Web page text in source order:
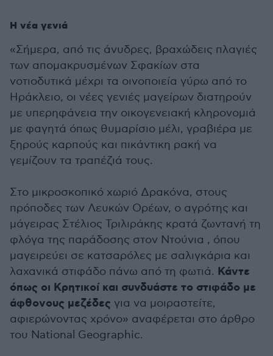
Η νέα γενιά
«Σήμερα, από τις άνυδρες, βραχώδεις πλαγιές
των απομακρυσμένων Σφακίων στα
νοτιοδυτικά μέχρι τα οινοποιεία γύρω από το
Ηράκλειο, οι νέες γενιές μαγείρων διατηρούν
με υπερηφάνεια την οικογενειακή κληρονομιά
με φαγητά όπως θυμαρίσιο μέλι, γραβιέρα με
ξηρούς καρπούς και πικάντικη ρακή να
γεμίζουν τα τραπέζιά τους.
Στο μικροσκοπικό χωριό Δρακόνα, στους
πρόποδες των Λευκών Ορέων, ο αγρότης και
μάγειρας Στέλιος Τριλιράκης κρατά ζωντανή τη
φλόγα της παράδοσης στον Ντούνια , όπου
μαγειρεύει σε κατσαρόλες με σαλιγκάρια και
λαχανικά στιφάδο πάνω από τη φωτιά. Κάντε
όπως οι Κρητικοί και συνδυάστε το στιφάδο με
άφθονους μεζέδες για να μοιραστείτε,
αφιερώνοντας χρόνο» αναφέρεται στο άρθρο
του National Geographic.